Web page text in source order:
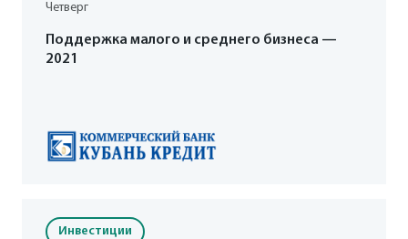
Четверг
Поддержка малого и среднего бизнеса —
2021
Инвестиции